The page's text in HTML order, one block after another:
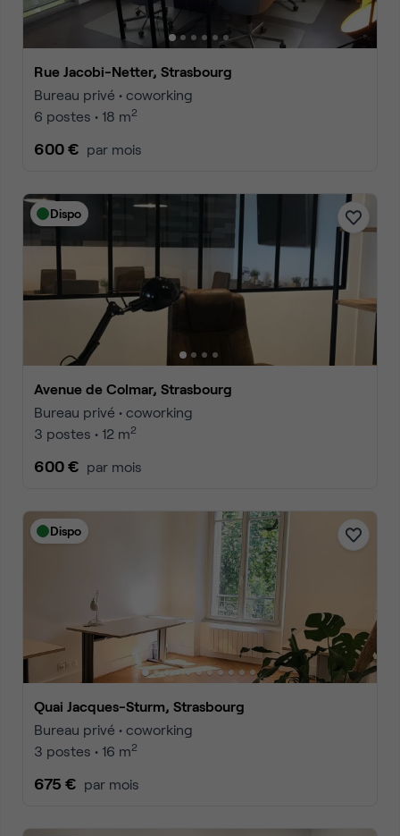
Rue Jacobi-Netter, Strasbourg
Bureau privé • coworking
6 postes • 18 m2
600 € par mois
Dispo
Avenue de Colmar, Strasbourg
Bureau privé • coworking
3 postes • 12 m2
600 € par mois
Dispo
Quai Jacques-Sturm, Strasbourg
Bureau privé • coworking
3 postes • 16 m2
675 € par mois